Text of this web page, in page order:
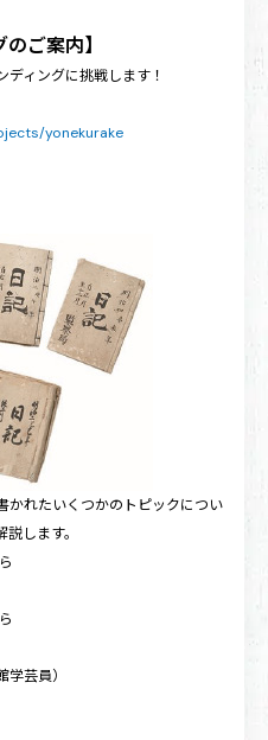
ご案内】
ィングに挑戦します！
yonekurake
かれたいくつかのトピックについ
します。
芸員）